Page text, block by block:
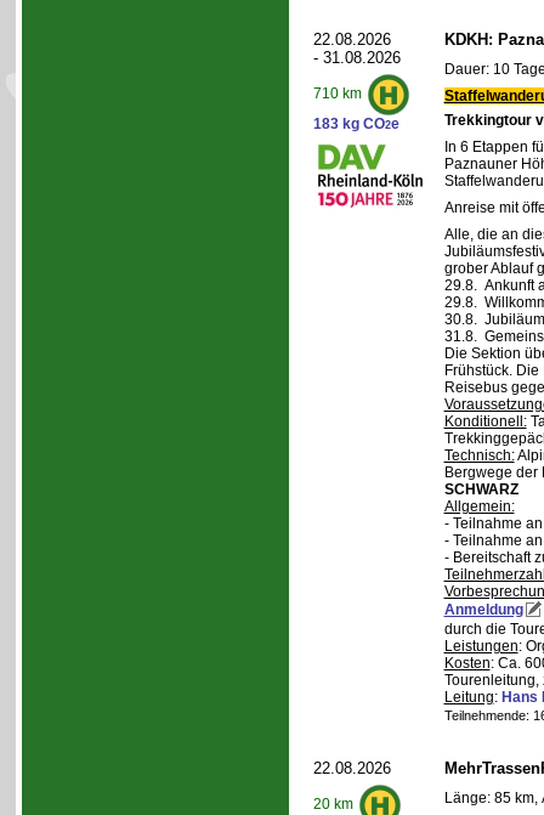
22.08.2026
- 31.08.2026
710 km
183 kg CO2e
KDKH:
Dauer: 10
Trekkingtour
In 6 Etappen
Paznauner
Anreise mit
Alle, die an
grober Ablauf
29.8. Ankunft
29.8.
30.8.
31.8.
Die Sektion
Frühstück.
Reisebus
Konditionell:
Technisch:
Bergwege
SCHWARZ
Allgemein:
- Teilnahme
- Teilnahme
- Bereitschaft
Anmeldung
durch die
Leistungen:
Kosten: Ca.
Tourenleitung,
Leitung: Hans
Teilnehmende:
22.08.2026
20 km
Länge: 85 km,